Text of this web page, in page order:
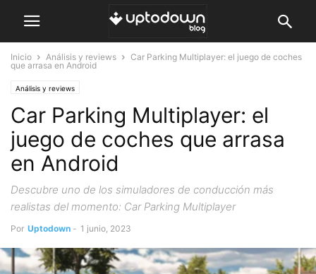
Inicio Análisis y reviews
Car Parking Multiplayer: el juego de coches
que arrasa en Android
Análisis y reviews
Car Parking Multiplayer: el
juego de coches que arrasa
en Android
Descubre uno de los simuladores de conducción más
realistas del momento: Car Parking Multiplayer
Por Uptodown - 1 junio, 2023